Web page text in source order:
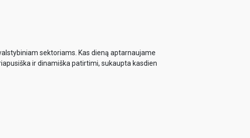
sektoriams. Kas dieną aptarnaujame
ir dinamiška patirtimi, sukaupta kasdien